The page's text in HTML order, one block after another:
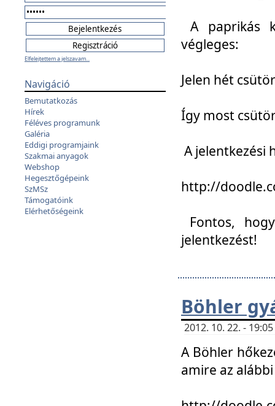
Elfelejtettem a jelszavam...
Navigáció
Bemutatkozás
Hírek
Féléves programunk
Galéria
Eddigi programjaink
Szakmai anyagok
Webshop
Hegesztőgépeink
SzMSz
Támogatóink
Elérhetőségeink
A paprikás
végleges:
Jelen hét
Így most
A jelentkezési
http://
Fontos,
jelentkezést!
Böhler
2012. 10. 22. -
A Böhler
amire az